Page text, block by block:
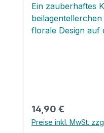
Ein zauberhaftes
florale Design auf
Tellergrösse
Zweck und als
Regulärer Preis:
14,90 €
Preise inkl. MwSt.